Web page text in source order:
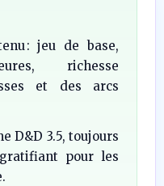
: jeu de base,
richesse
et des arcs
D&D 3.5, toujours
pour les